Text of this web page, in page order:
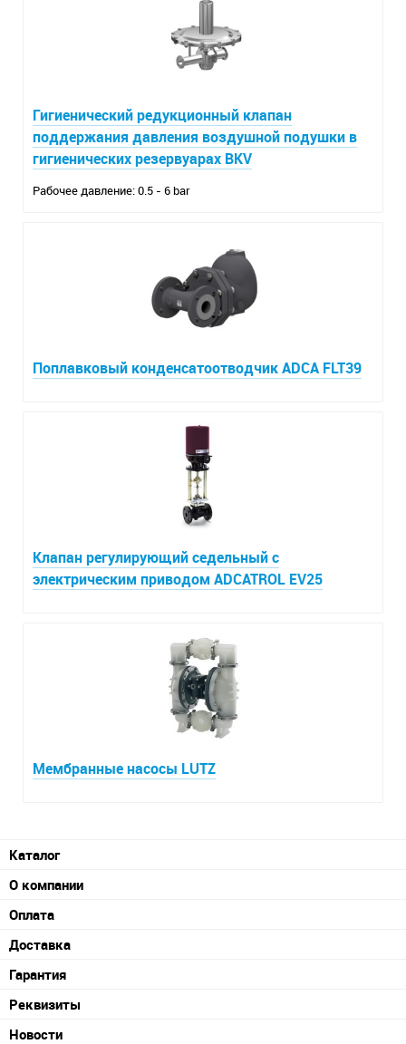
Природоохранные и очистные технологии;
Нефтехимическая и химическая промышленность;
Гигиенический редукционный клапан
поддержания давления воздушной подушки в
гигиенических резервуарах BKV
Рабочее давление: 0.5 - 6 bar
Поплавковый конденсатоотводчик ADCA FLT39
Клапан регулирующий седельный с
электрическим приводом ADCATROL EV25
Мембранные насосы LUTZ
Каталог
О компании
Оплата
Доставка
Гарантия
Реквизиты
Новости